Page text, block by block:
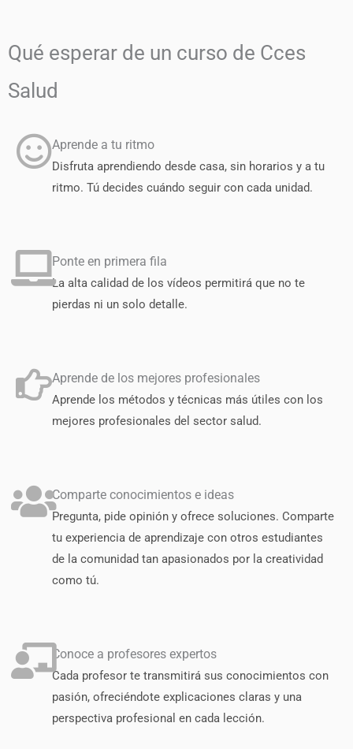
Qué esperar de un curso de Cces
Salud
Aprende a tu ritmo
Disfruta aprendiendo desde casa, sin horarios y a tu
ritmo. Tú decides cuándo seguir con cada unidad.
Ponte en primera fila
La alta calidad de los vídeos permitirá que no te
pierdas ni un solo detalle.
Aprende de los mejores profesionales
Aprende los métodos y técnicas más útiles con los
mejores profesionales del sector salud.
Comparte conocimientos e ideas
Pregunta, pide opinión y ofrece soluciones. Comparte
tu experiencia de aprendizaje con otros estudiantes
de la comunidad tan apasionados por la creatividad
como tú.
Conoce a profesores expertos
Cada profesor te transmitirá sus conocimientos con
pasión, ofreciéndote explicaciones claras y una
perspectiva profesional en cada lección.